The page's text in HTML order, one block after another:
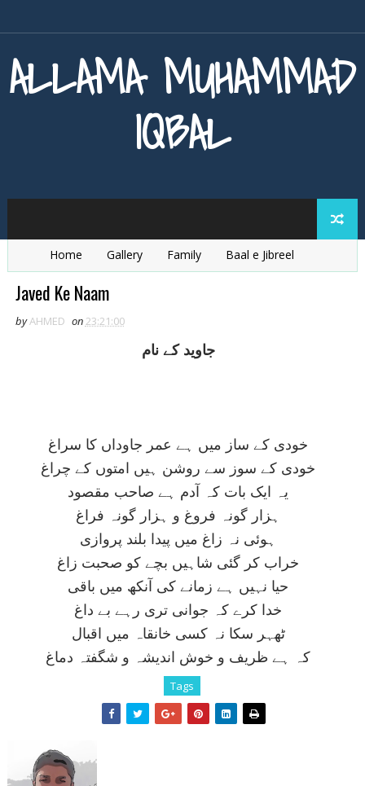
ALLAMA MUHAMMAD
IQBAL
Home Gallery Family
Baal e Jibreel
Zarb e Kaleem
Javed Ke Naam
byAHMED on23:21:00
جاويد کے نام
خودی کے ساز ميں ہے عمر جاوداں کا سراغ
خودی کے سوز سے روشن ہيں امتوں کے چراغ
يہ ايک بات کہ آدم ہے صاحب مقصود
ہزار گونہ فروغ و ہزار گونہ فراغ
ہوئی نہ زاغ ميں پيدا بلند پروازی
خراب کر گئی شاہيں بچے کو صحبت زاغ
حيا نہيں ہے زمانے کی آنکھ ميں باقی
خدا کرے کہ جوانی تری رہے بے داغ
ٹھہر سکا نہ کسی خانقاہ ميں اقبال
کہ ہے ظريف و خوش انديشہ و شگفتہ دماغ
Tags